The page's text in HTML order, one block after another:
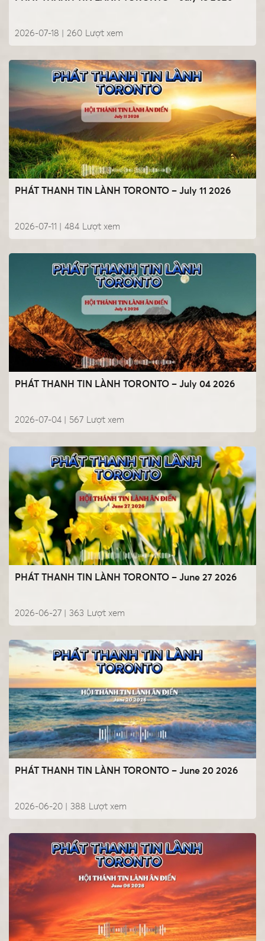
2026-07-18 | Lượt xem
260
PHÁT THANH TIN LÀNH TORONTO – July 11 2026
2026-07-11 | Lượt xem
484
PHÁT THANH TIN LÀNH TORONTO – July 04 2026
2026-07-04 | Lượt xem
567
PHÁT THANH TIN LÀNH TORONTO – June 27 2026
2026-06-27 | Lượt xem
363
PHÁT THANH TIN LÀNH TORONTO – June 20 2026
2026-06-20 | Lượt xem
388